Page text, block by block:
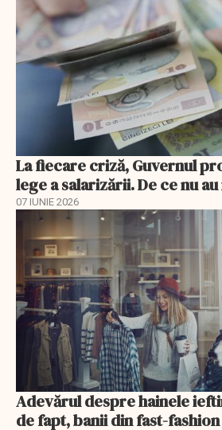
La fiecare criză, Guvernul
lege a salarizării. De ce nu
07 IUNIE 2026
Adevărul despre hainele
de fapt, banii din fast-fashion